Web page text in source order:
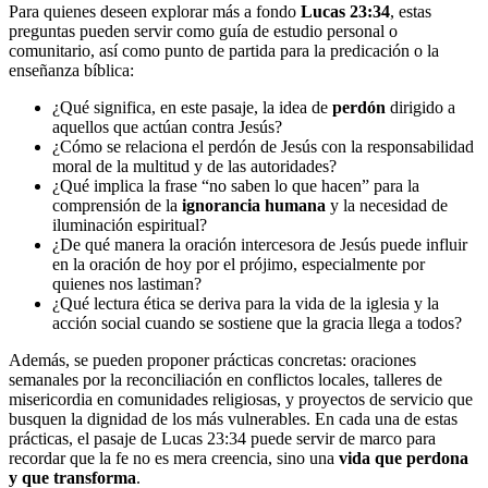
Para quienes deseen explorar más a fondo Lucas 23:34, estas
preguntas pueden servir como guía de estudio personal o
comunitario, así como punto de partida para la predicación o la
enseñanza bíblica:
¿Qué significa, en este pasaje, la idea de perdón dirigido a
aquellos que actúan contra Jesús?
¿Cómo se relaciona el perdón de Jesús con la responsabilidad
moral de la multitud y de las autoridades?
¿Qué implica la frase “no saben lo que hacen” para la
comprensión de la ignorancia humana y la necesidad de
iluminación espiritual?
¿De qué manera la oración intercesora de Jesús puede influir
en la oración de hoy por el prójimo, especialmente por
quienes nos lastiman?
¿Qué lectura ética se deriva para la vida de la iglesia y la
acción social cuando se sostiene que la gracia llega a todos?
Además, se pueden proponer prácticas concretas: oraciones
semanales por la reconciliación en conflictos locales, talleres de
misericordia en comunidades religiosas, y proyectos de servicio que
busquen la dignidad de los más vulnerables. En cada una de estas
prácticas, el pasaje de Lucas 23:34 puede servir de marco para
recordar que la fe no es mera creencia, sino una vida que perdona
y que transforma.